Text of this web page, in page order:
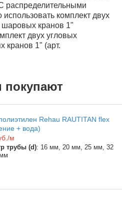
распределительными
комплект двух
кранов 1"
двух угловых
кранов 1" (арт.
покупают
Rehau RAUTITAN flex
+ вода)
м
трубы (d): 16 мм, 20 мм, 25 мм, 32